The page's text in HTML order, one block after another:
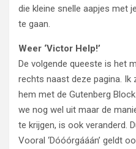
die kleine snelle aapjes met
te gaan.
Weer ‘Victor Help!’
De volgende queeste is het
rechts naast deze pagina. Ik
hem met de Gutenberg
we nog wel uit maar de
te krijgen, is ook veranderd.
Vooral ‘Dóóórgááán’ geldt